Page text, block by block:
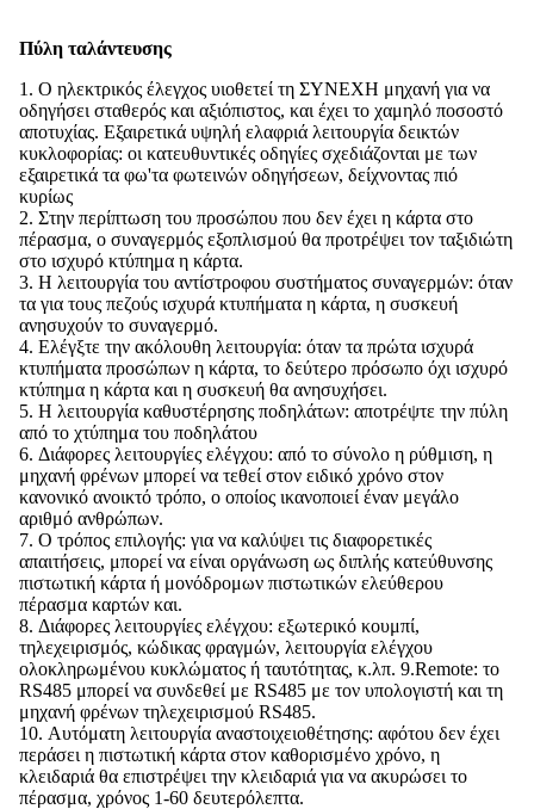
Πύλη ταλάντευσης
1. Ο ηλεκτρικός έλεγχος υιοθετεί τη ΣΥΝΕΧΗ μηχανή για να
οδηγήσει σταθερός και αξιόπιστος, και έχει το χαμηλό ποσοστό
αποτυχίας. Εξαιρετικά υψηλή ελαφριά λειτουργία δεικτών
κυκλοφορίας: οι κατευθυντικές οδηγίες σχεδιάζονται με των
εξαιρετικά τα φω'τα φωτεινών οδηγήσεων, δείχνοντας πιό
κυρίως
2. Στην περίπτωση του προσώπου που δεν έχει η κάρτα στο
πέρασμα, ο συναγερμός εξοπλισμού θα προτρέψει τον ταξιδιώτη
στο ισχυρό κτύπημα η κάρτα.
3. Η λειτουργία του αντίστροφου συστήματος συναγερμών: όταν
τα για τους πεζούς ισχυρά κτυπήματα η κάρτα, η συσκευή
ανησυχούν το συναγερμό.
4. Ελέγξτε την ακόλουθη λειτουργία: όταν τα πρώτα ισχυρά
κτυπήματα προσώπων η κάρτα, το δεύτερο πρόσωπο όχι ισχυρό
κτύπημα η κάρτα και η συσκευή θα ανησυχήσει.
5. Η λειτουργία καθυστέρησης ποδηλάτων: αποτρέψτε την πύλη
από το χτύπημα του ποδηλάτου
6. Διάφορες λειτουργίες ελέγχου: από το σύνολο η ρύθμιση, η
μηχανή φρένων μπορεί να τεθεί στον ειδικό χρόνο στον
κανονικό ανοικτό τρόπο, ο οποίος ικανοποιεί έναν μεγάλο
αριθμό ανθρώπων.
7. Ο τρόπος επιλογής: για να καλύψει τις διαφορετικές
απαιτήσεις, μπορεί να είναι οργάνωση ως διπλής κατεύθυνσης
πιστωτική κάρτα ή μονόδρομων πιστωτικών ελεύθερου
πέρασμα καρτών και.
8. Διάφορες λειτουργίες ελέγχου: εξωτερικό κουμπί,
τηλεχειρισμός, κώδικας φραγμών, λειτουργία ελέγχου
ολοκληρωμένου κυκλώματος ή ταυτότητας, κ.λπ. 9.Remote: το
RS485 μπορεί να συνδεθεί με RS485 με τον υπολογιστή και τη
μηχανή φρένων τηλεχειρισμού RS485.
10. Αυτόματη λειτουργία αναστοιχειοθέτησης: αφότου δεν έχει
περάσει η πιστωτική κάρτα στον καθορισμένο χρόνο, η
κλειδαριά θα επιστρέψει την κλειδαριά για να ακυρώσει το
πέρασμα, χρόνος 1-60 δευτερόλεπτα.